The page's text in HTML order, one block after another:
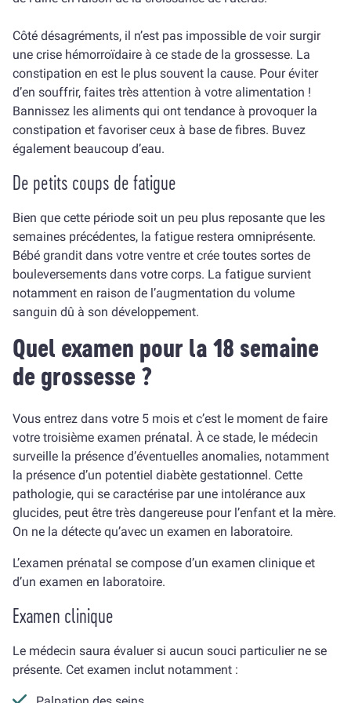
Côté désagréments, il n’est pas impossible de voir surgir
une crise hémorroïdaire à ce stade de la grossesse. La
constipation en est le plus souvent la cause. Pour éviter
d’en souffrir, faites très attention à votre alimentation !
Bannissez les aliments qui ont tendance à provoquer la
constipation et favoriser ceux à base de fibres. Buvez
également beaucoup d’eau.
De petits coups de fatigue
Bien que cette période soit un peu plus reposante que les
semaines précédentes, la fatigue restera omniprésente.
Bébé grandit dans votre ventre et crée toutes sortes de
bouleversements dans votre corps. La fatigue survient
notamment en raison de l’augmentation du volume
sanguin dû à son développement.
Quel examen pour la 18 semaine
de grossesse ?
Vous entrez dans votre 5 mois et c’est le moment de faire
votre troisième examen prénatal. À ce stade, le médecin
surveille la présence d’éventuelles anomalies, notamment
la présence d’un potentiel diabète gestationnel. Cette
pathologie, qui se caractérise par une intolérance aux
glucides, peut être très dangereuse pour l’enfant et la mère.
On ne la détecte qu’avec un examen en laboratoire.
L’examen prénatal se compose d’un examen clinique et
d’un examen en laboratoire.
Examen clinique
Le médecin saura évaluer si aucun souci particulier ne se
présente. Cet examen inclut notamment :